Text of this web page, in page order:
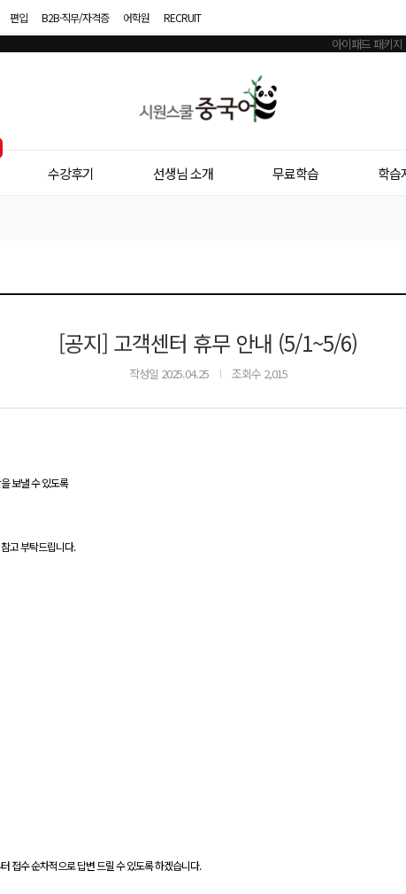
편입 B2B·직무/자격증 어학원 RECRUIT
어
수강후기 선생님 소개 무료학습 학습
[공지] 고객센터 휴무 안내 (5/1~5/6)
작성일 2025.04.25 조회수 2,015
보낼 수 있도록
고 부탁드립니다.
접수 순차적으로 답변 드릴 수 있도록 하겠습니다.